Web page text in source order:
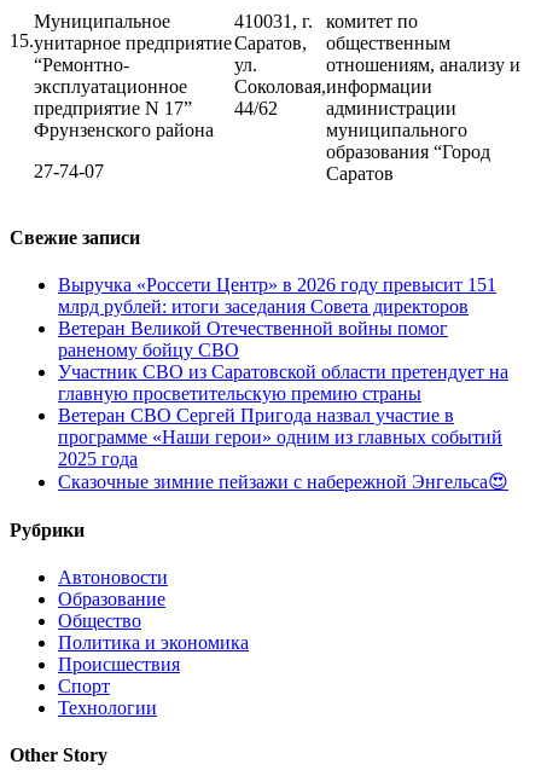
15.
Муниципальное
унитарное предприятие
“Ремонтно-
эксплуатационное
предприятие N 17”
Фрунзенского района
27-74-07
410031, г.
Саратов,
ул.
Соколовая,
44/62
комитет по
общественным
отношениям, анализу и
информации
администрации
муниципального
образования “Город
Саратов
Свежие записи
Выручка «Россети Центр» в 2026 году превысит 151
млрд рублей: итоги заседания Совета директоров
Ветеран Великой Отечественной войны помог
раненому бойцу СВО
Участник СВО из Саратовской области претендует на
главную просветительскую премию страны
Ветеран СВО Сергей Пригода назвал участие в
программе «Наши герои» одним из главных событий
2025 года
Сказочные зимние пейзажи с набережной Энгельса😍
Рубрики
Автоновости
Образование
Общество
Политика и экономика
Происшествия
Спорт
Технологии
Other Story